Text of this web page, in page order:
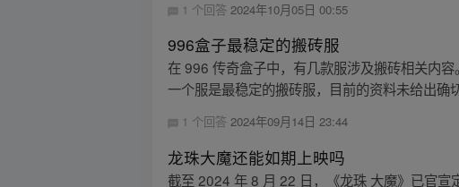
1 个回答2024年10月05日 00:55
996盒子最稳定的搬砖服
在 996 传奇盒子中，有几款服涉及搬砖相关内
一个服是最稳定的搬砖服，目前的资料未给出确
1 个回答2024年09月14日 23:44
龙珠大魔还能如期上映吗
截至 2024 年 8 月 22 日，《龙珠 大魔》已官宣